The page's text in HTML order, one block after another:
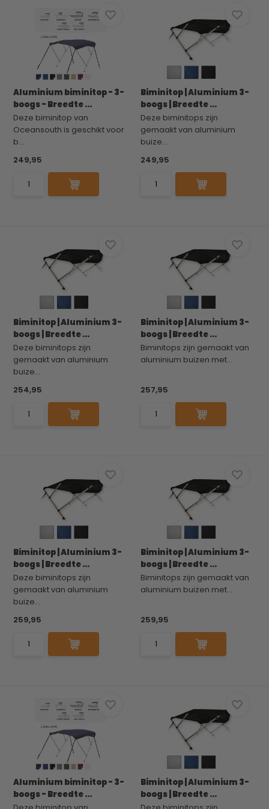
Aluminium biminitop - 3-
boogs - Breedte ...
Deze biminitop van
Oceansouth is geschikt voor
b...
249,95
Biminitop | Aluminium 3-
boogs | Breedte ...
Deze biminitops zijn
gemaakt van aluminium
buize...
249,95
Biminitop | Aluminium 3-
boogs | Breedte ...
Deze biminitops zijn
gemaakt van aluminium
buize...
254,95
Biminitop | Aluminium 3-
boogs | Breedte ...
Biminitops zijn gemaakt van
aluminium buizen met...
257,95
Biminitop | Aluminium 3-
boogs | Breedte ...
Deze biminitops zijn
gemaakt van aluminium
buize...
259,95
Biminitop | Aluminium 3-
boogs | Breedte ...
Biminitops zijn gemaakt van
aluminium buizen met...
259,95
Aluminium biminitop - 3-
boogs - Breedte ...
Biminitop | Aluminium 3-
boogs | Breedte ...